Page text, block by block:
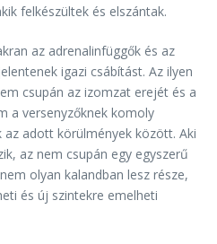
felkészültek és elszántak.
az adrenalinfüggők és az
igazi csábítást. Az ilyen
csupán az izomzat erejét és a
a versenyzőknek komoly
az adott körülmények között. Aki
az nem csupán egy egyszerű
olyan kalandban lesz része,
és új szintekre emelheti